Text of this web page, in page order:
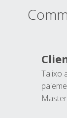
Talixo